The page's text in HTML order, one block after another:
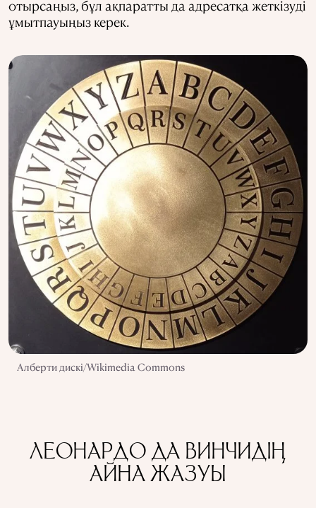
отырсаңыз, бұл ақпаратты да адресатқа жеткізуді
ұмытпауыңыз керек.
Алберти дискі/Wikimedia Commons
ЛЕОНАРДО ДА ВИНЧИДІҢ
АЙНА ЖАЗУЫ